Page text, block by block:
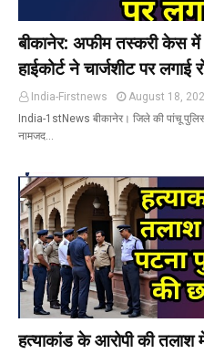
बीकानेर: अफीम तस्करी केस में
हाईकोर्ट ने चार्जशीट पर लगाई
India-Firstnews
August 18,
India-1stNews बीकानेर। जिले की पांचू
नामजद…
हत्याकांड के आरोपी की तलाश